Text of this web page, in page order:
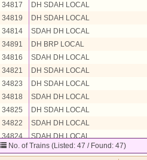
34817
DH SDAH LOCAL
34819
DH SDAH LOCAL
34814
SDAH DH LOCAL
34891
DH BRP LOCAL
34816
SDAH DH LOCAL
34821
DH SDAH LOCAL
34823
DH SDAH LOCAL
34818
SDAH DH LOCAL
34825
DH SDAH LOCAL
34822
SDAH DH LOCAL
34824
SDAH DH LOCAL
34827
DH SDAH LOCAL
No. of Trains (Listed: 47 / Found: 47)